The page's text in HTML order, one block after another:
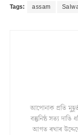
Tags: assam
আপোনাক প্ৰতি
বস্তুনিষ্ঠ সত্য
আগত ৰখাৰ